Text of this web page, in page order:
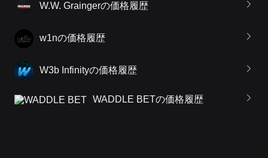
W.W. Graingerの価格履歴
w1nの価格履歴
W3b Infinityの価格履歴
WADDLE BETの価格履歴